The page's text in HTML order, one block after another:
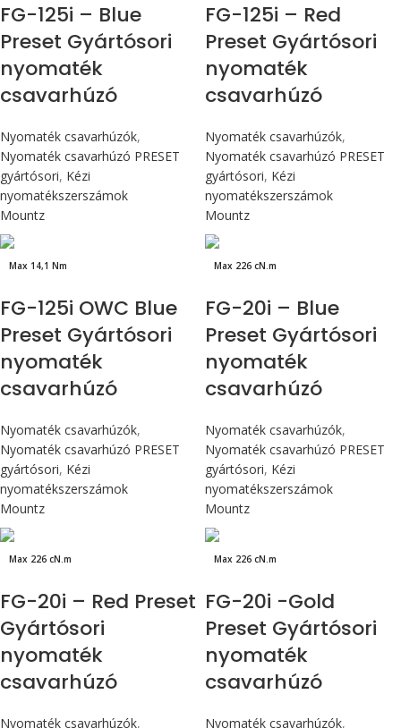
FG-125i – Blue
Preset Gyártósori
nyomaték
csavarhúzó
Nyomaték csavarhúzók,
Nyomaték csavarhúzó PRESET
gyártósori, Kézi
nyomatékszerszámok
Mountz
FG-125i – Red
Preset Gyártósori
nyomaték
csavarhúzó
Nyomaték csavarhúzók,
Nyomaték csavarhúzó PRESET
gyártósori, Kézi
nyomatékszerszámok
Mountz
Max 14,1 Nm
FG-125i OWC Blue
Preset Gyártósori
nyomaték
csavarhúzó
Nyomaték csavarhúzók,
Nyomaték csavarhúzó PRESET
gyártósori, Kézi
nyomatékszerszámok
Mountz
Max 226 cN.m
FG-20i – Blue
Preset Gyártósori
nyomaték
csavarhúzó
Nyomaték csavarhúzók,
Nyomaték csavarhúzó PRESET
gyártósori, Kézi
nyomatékszerszámok
Mountz
Max 226 cN.m
FG-20i – Red Preset
Gyártósori
nyomaték
csavarhúzó
Nyomaték csavarhúzók,
Max 226 cN.m
FG-20i -Gold
Preset Gyártósori
nyomaték
csavarhúzó
Nyomaték csavarhúzók,